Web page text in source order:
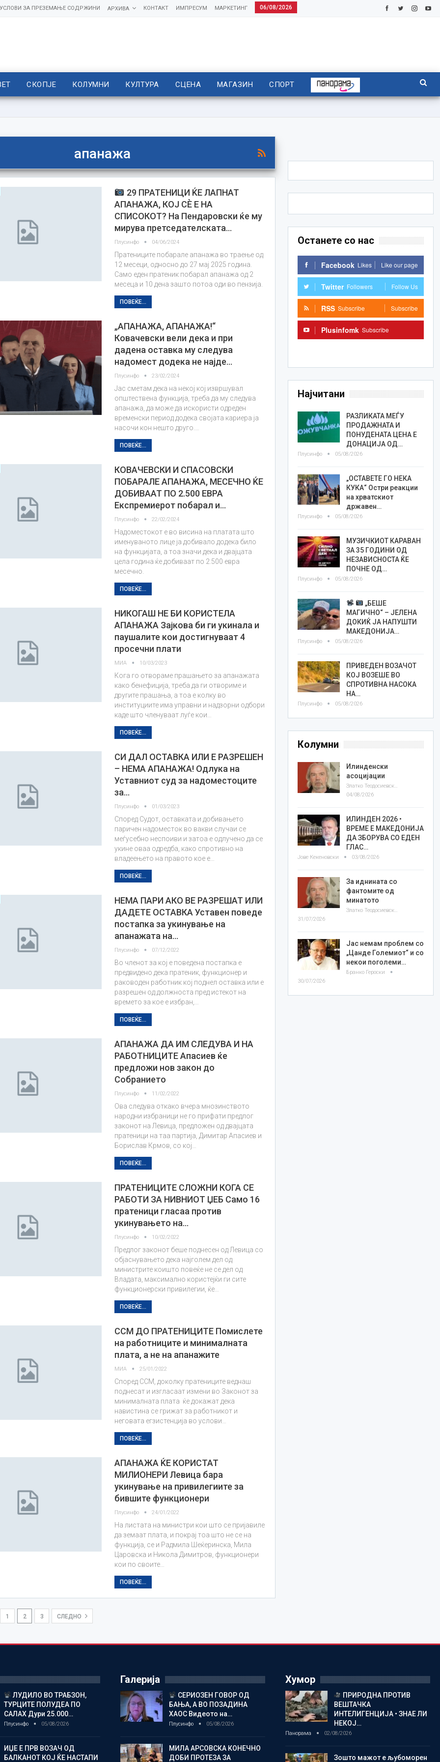
06/08/2026
МАРКЕТИНГ
ИМПРЕСУМ
КОНТАКТ
АРХИВА
УСЛОВИ ЗА ПРЕЗЕМАЊЕ СОДРЖИНИ
СКОПЈЕ КОЛУМНИ КУЛТУРА СЦЕНА МАГАЗИН СПОРТ
апанажа
29 ПРАТЕНИЦИ ЌЕ ЛАПНАТ
АПАНАЖА, КОЈ СЀ Е НА
СПИСОКОТ? На Пендаровски ќе му
мирува претседателската…
Плусинфо 04/06/2024
Пратениците побарале апанажа во траење од
12 месеци, односно до 27 мај 2025 година.
Само еден пратеник побарал апанажа од 2
месеца и 10 дена зашто потоа оди во пензија.
ПОВЕЌЕ...
„АПАНАЖА, АПАНАЖА!“
Ковачевски вели дека и при
дадена оставка му следува
надомест додека не најде…
Плусинфо 23/02/2024
Јас сметам дека на некој кој извршувал
општествена функција, треба да му следува
апанажа, да може да искористи одреден
временски период додека својата кариера ја
насочи кон нешто друго.…
ПОВЕЌЕ...
КОВАЧЕВСКИ И СПАСОВСКИ
ПОБАРАЛЕ АПАНАЖА, МЕСЕЧНО ЌЕ
ДОБИВААТ ПО 2.500 ЕВРА
Експремиерот побарал и…
Плусинфо 22/02/2024
Надоместокот е во висина на платата што
именуваното лице ја добивало додека било
на функцијата, а тоа значи дека и двајцата
цела година ќе добиваат по 2.500 евра
месечно.
ПОВЕЌЕ...
НИКОГАШ НЕ БИ КОРИСТЕЛА
АПАНАЖА Зајкова би ги укинала и
паушалите кои достигнуваат 4
просечни плати
МИА 10/03/2023
Кога го отвораме прашањето за апанажата
како бенефиција, треба да ги отвориме и
другите прашања, а тоа е колку во
институциите има управни и надзорни одбори
каде што членуваат луѓе кои…
ПОВЕЌЕ...
СИ ДАЛ ОСТАВКА ИЛИ Е РАЗРЕШЕН
– НЕМА АПАНАЖА! Одлука на
Уставниот суд за надоместоците
за…
Плусинфо 01/03/2023
Според Судот, оставката и добивањето
паричен надоместок во вакви случаи се
меѓусебно неспоиви и затоа е одлучено да се
укине оваа одредба, како спротивно на
владеењето на правото кое е…
ПОВЕЌЕ...
НЕМА ПАРИ АКО ВЕ РАЗРЕШАТ ИЛИ
ДАДЕТЕ ОСТАВКА Уставен поведе
постапка за укинување на
апанажата на…
Плусинфо 07/12/2022
Во членот за кој е поведена постапка е
предвидено дека пратеник, функционер и
раководен работник кој поднел оставка или е
разрешен од должноста пред истекот на
времето за кое е избран,…
ПОВЕЌЕ...
АПАНАЖА ДА ИМ СЛЕДУВА И НА
РАБОТНИЦИТЕ Апасиев ќе
предложи нов закон до
Собранието
Плусинфо 11/02/2022
Ова следува откако вчера мнозинството
народни избраници не го прифати предлог
законот на Левица, предложен од двајцата
пратеници на таа партија, Димитар Апасиев и
Борислав Крмов, со кој…
ПОВЕЌЕ...
ПРАТЕНИЦИТЕ СЛОЖНИ КОГА СЕ
РАБОТИ ЗА НИВНИОТ ЏЕБ Само 16
пратеници гласаа против
укинувањето на…
Плусинфо 10/02/2022
Предлог законот беше поднесен од Левица со
објаснувањето дека најголем дел од
министрите коишто повеќе не се дел од
Владата, максимално користејќи ги сите
функционерски привилегии, ќе…
ПОВЕЌЕ...
ССМ ДО ПРАТЕНИЦИТЕ Помислете
на работниците и минималната
плата, а не на апанажите
МИА 25/01/2022
Според ССМ, доколку пратениците веднаш
поднесат и изгласаат измени во Законот за
минималната плата ќе докажат дека
навистина се грижат за работникот и
неговата егзистенција во услови…
ПОВЕЌЕ...
АПАНАЖА ЌЕ КОРИСТАТ
МИЛИОНЕРИ Левица бара
укинување на привилегиите за
бившите функционери
Плусинфо 24/01/2022
На листата на министри кои што се пријавиле
да земаат плата, и покрај тоа што не се на
функција, се и Радмила Шеќеринска, Мила
Царовска и Никола Димитров, функционери
кои по своите…
ПОВЕЌЕ...
1 2 3 СЛЕДНО
Останете со нас
Facebook Likes Like our page
Twitter Followers Follow Us
RSS Subscribe Subscribe
Plusinfomk Subscribe
Најчитани
РАЗЛИКАТА МЕЃУ
ПРОДАЖНАТА И
ПОНУДЕНАТА ЦЕНА Е
ДОНАЦИЈА ОД…
Плусинфо 05/08/2026
„ОСТАВЕТЕ ГО НЕКА
КУКА“ Остри реакции
на хрватскиот
државен…
Плусинфо 05/08/2026
МУЗИЧКИОТ КАРАВАН
ЗА 35 ГОДИНИ ОД
НЕЗАВИСНОСТА ЌЕ
ПОЧНЕ ОД…
Плусинфо 05/08/2026
„БЕШЕ
МАГИЧНО“ – ЈЕЛЕНА
ДОКИЌ ЈА НАПУШТИ
МАКЕДОНИЈА…
Плусинфо 05/08/2026
ПРИВЕДЕН ВОЗАЧОТ
КОЈ ВОЗЕШЕ ВО
СПРОТИВНА НАСОКА
НА…
Плусинфо 05/08/2026
Колумни
Илинденски
асоцијации
Златко Теодосиевски
04/08/2026
ИЛИНДЕН 2026 •
ВРЕМЕ Е МАКЕДОНИЈА
ДА ЗБОРУВА СО ЕДЕН
ГЛАС…
Јове Кекеновски 03/08/2026
За иднината со
фантомите од
минатото
Златко Теодосиевски
31/07/2026
Јас немам проблем со
„Цанде Големиот“ и со
некои поголеми…
Бранко Героски
30/07/2026
ЛУДИЛО ВО ТРАБЗОН,
ТУРЦИТЕ ПОЛУДЕА ПО
САЛАХ Дури 25.000…
Плусинфо 05/08/2026
ИЏЕ Е ПРВ ВОЗАЧ ОД
БАЛКАНОТ КОЈ ЌЕ НАСТАПИ
Галерија
СЕРИОЗЕН ГОВОР ОД
БАЊА, А ВО ПОЗАДИНА
ХАОС Видеото на…
Плусинфо 05/08/2026
МИЛА АРСОВСКА КОНЕЧНО
ДОБИ ПРОТЕЗА ЗА
Хумор
ПРИРОДНА ПРОТИВ
ВЕШТАЧКА
ИНТЕЛИГЕНЦИЈА • ЗНАЕ ЛИ
НЕКОЈ…
Панорама 02/08/2026
Зошто мажот е љубоморен